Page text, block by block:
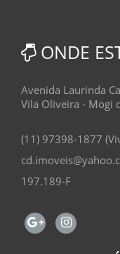
ONDE
Avenida Laurinda
Vila Oliveira - Mogi
(11) 97398-1877
197.189-F